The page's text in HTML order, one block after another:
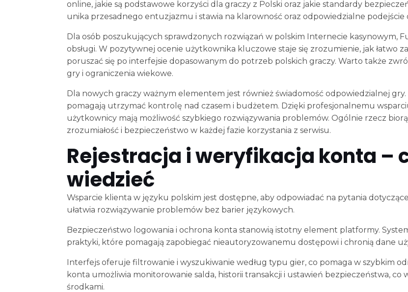
online, jakie są podstawowe korzyści dla graczy z Polski oraz jakie standardy
unika przesadnego entuzjazmu i stawia na klarowność oraz odpowiedzialne podejście
Dla osób poszukujących sprawdzonych rozwiązań w polskim Internecie kasynowym,
obsługi. W pozytywnej ocenie użytkownika kluczowe staje się zrozumienie, jak łatwo
poruszać się po interfejsie dopasowanym do potrzeb polskich graczy. Warto także
gry i ograniczenia wiekowe.
Dla nowych graczy ważnym elementem jest również świadomość odpowiedzialnej
pomagają utrzymać kontrolę nad czasem i budżetem. Dzięki profesjonalnemu
użytkownicy mają możliwość szybkiego rozwiązywania problemów. Ogólnie rzecz
zrozumiałość i bezpieczeństwo w każdej fazie korzystania z serwisu.
Rejestracja i weryfikacja konta –
wiedzieć
Wsparcie klienta w języku polskim jest dostępne, aby odpowiadać na pytania
ułatwia rozwiązywanie problemów bez barier językowych.
Bezpieczeństwo logowania i ochrona konta stanowią istotny element platformy.
praktyki, które pomagają zapobiegać nieautoryzowanemu dostępowi i chronią dane
Interfejs oferuje filtrowanie i wyszukiwanie według typu gier, co pomaga w szybkim
konta umożliwia monitorowanie salda, historii transakcji i ustawień bezpieczeństwa, co
środkami.